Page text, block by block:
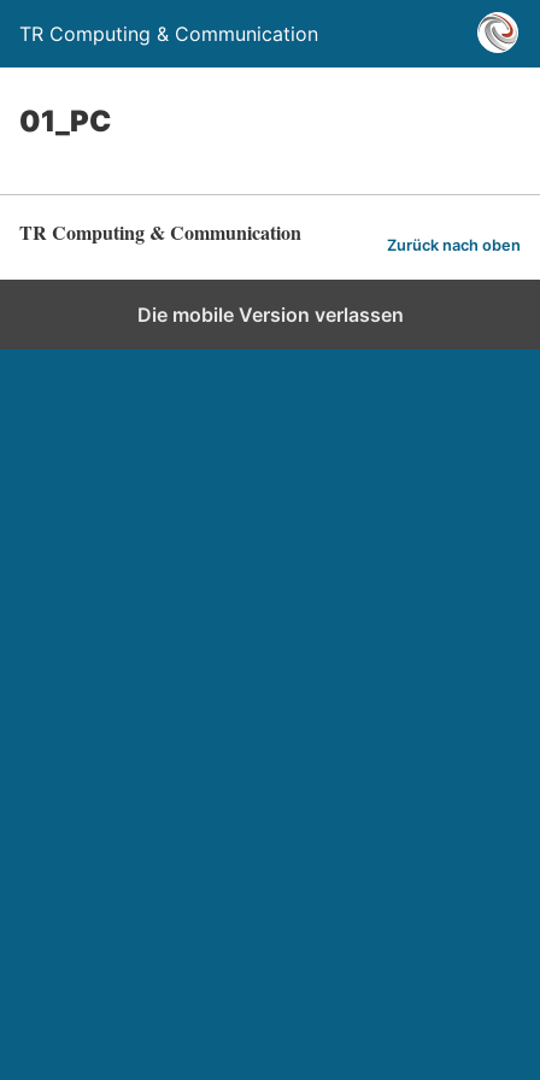
TR Computing & Communication
01_PC
TR Computing & Communication Zurück nach oben
Die mobile Version verlassen